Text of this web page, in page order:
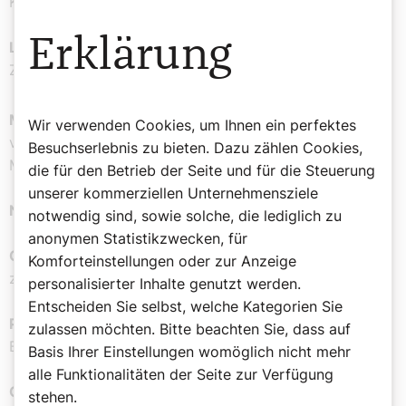
L wie Leibfeindlichkeit:bewusste Körperübung,
Züchtigung bis Kasteiung.
M wie Martin:Weil sein Gedenktag auf den letzten Tag
vor der vorweihnachtlichen Fastenzeit fiel, wurde am
Martinstag noch einmal richtig geschlemmt.
N wie Nüchternheit:ohne Frühstück oder ernsthaft.
O wie Orthodoxie:Gläubige sind zweimal die Woche
zum Fasten ermuntert, am Mittwoch und am Freitag.
P wie Prophetisches Fasten:Vorbereitung einer
Begegnung mit dem Göttlichen.
Q wie Quadragese:
Erklärung
Wir verwenden Cookies, um Ihnen ein perfektes
Besuchserlebnis zu bieten. Dazu zählen Cookies,
die für den Betrieb der Seite und für die Steuerung
unserer kommerziellen Unternehmensziele
notwendig sind, sowie solche, die lediglich zu
anonymen Statistikzwecken, für
Komforteinstellungen oder zur Anzeige
personalisierter Inhalte genutzt werden.
Entscheiden Sie selbst, welche Kategorien Sie
zulassen möchten. Bitte beachten Sie, dass auf
Basis Ihrer Einstellungen womöglich nicht mehr
alle Funktionalitäten der Seite zur Verfügung
stehen.